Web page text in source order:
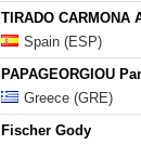
TIRADO CARMONA
Spain (ESP)
PAPAGEORGIOU
Greece (GRE)
Fischer Gody